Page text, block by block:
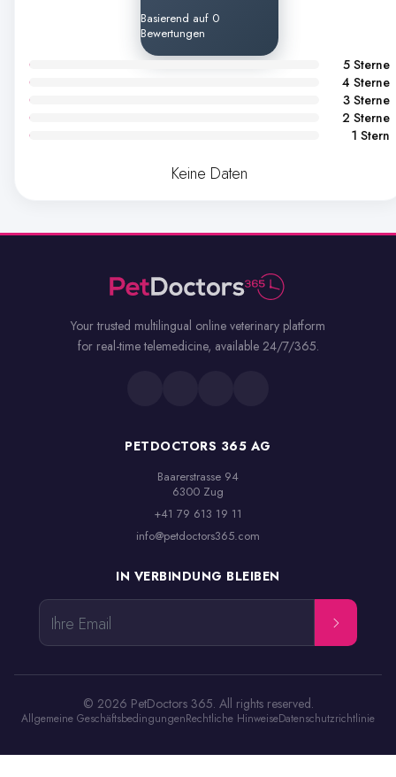
Basierend auf 0
Bewertungen
5 Sterne
4 Sterne
3 Sterne
2 Sterne
1 Stern
Keine Daten
Your trusted multilingual online veterinary platform
for real-time telemedicine, available 24/7/365.
PETDOCTORS 365 AG
Baarerstrasse 94
6300 Zug
+41 79 613 19 11
info@petdoctors365.com
IN VERBINDUNG BLEIBEN
Ihre Email
© 2026 PetDoctors 365. All rights reserved.
Allgemeine GeschäftsbedingungenRechtliche HinweiseDatenschutzrichtlinie